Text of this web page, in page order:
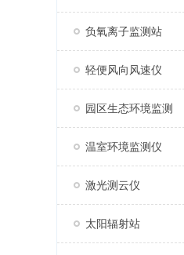
负氧离子监测站
轻便风向风速仪
园区生态环境监测
温室环境监测仪
激光测云仪
太阳辐射站